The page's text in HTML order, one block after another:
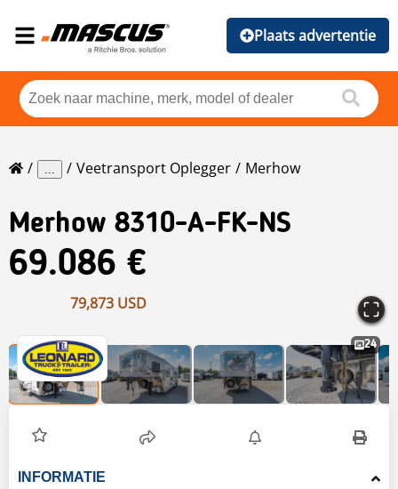
Plaats advertentie
... Veetransport Oplegger Merhow
Merhow 8310-A-FK-NS
69.086 €
79,873 USD
24
INFORMATIE